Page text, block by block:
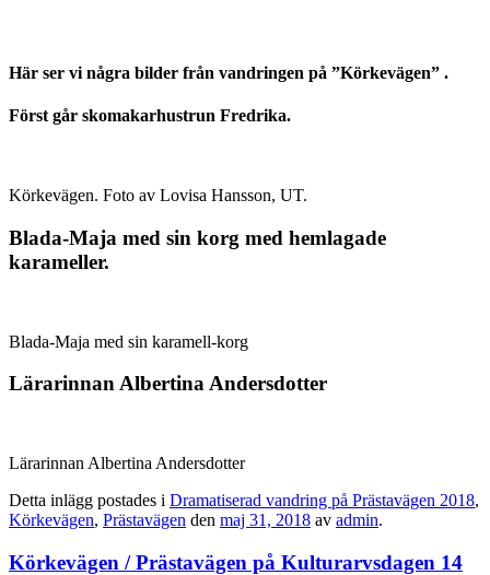
Här ser vi några bilder från vandringen på ”Körkevägen” .
Först går skomakarhustrun Fredrika.
Körkevägen. Foto av Lovisa Hansson, UT.
Blada-Maja med sin korg med hemlagade
karameller.
Blada-Maja med sin karamell-korg
Lärarinnan Albertina Andersdotter
Lärarinnan Albertina Andersdotter
Detta inlägg postades i Dramatiserad vandring på Prästavägen 2018,
Körkevägen, Prästavägen den maj 31, 2018 av admin.
Körkevägen / Prästavägen på Kulturarvsdagen 14